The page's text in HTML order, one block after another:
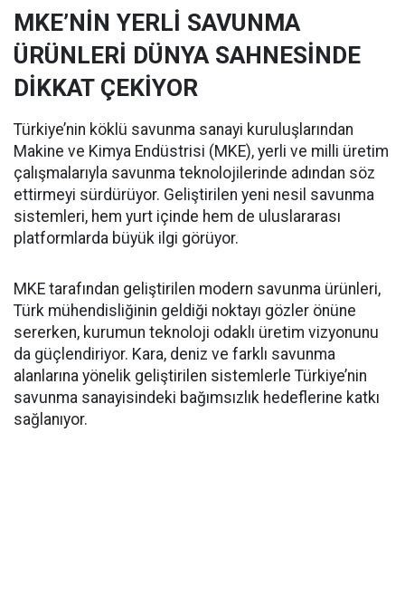
MKE’NİN YERLİ SAVUNMA
ÜRÜNLERİ DÜNYA SAHNESİNDE
DİKKAT ÇEKİYOR
Türkiye’nin köklü savunma sanayi kuruluşlarından
Makine ve Kimya Endüstrisi (MKE), yerli ve milli üretim
çalışmalarıyla savunma teknolojilerinde adından söz
ettirmeyi sürdürüyor. Geliştirilen yeni nesil savunma
sistemleri, hem yurt içinde hem de uluslararası
platformlarda büyük ilgi görüyor.
MKE tarafından geliştirilen modern savunma ürünleri,
Türk mühendisliğinin geldiği noktayı gözler önüne
sererken, kurumun teknoloji odaklı üretim vizyonunu
da güçlendiriyor. Kara, deniz ve farklı savunma
alanlarına yönelik geliştirilen sistemlerle Türkiye’nin
savunma sanayisindeki bağımsızlık hedeflerine katkı
sağlanıyor.